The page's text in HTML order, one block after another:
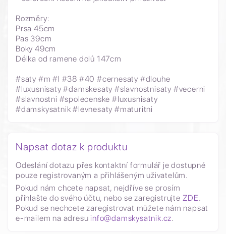
Rozměry:
Prsa 45cm
Pas 39cm
Boky 49cm
Délka od ramene dolů 147cm
#saty #m #l #38 #40 #cernesaty #dlouhe
#luxusnisaty #damskesaty #slavnostnisaty #vecerni
#slavnostni #spolecenske #luxusnisaty
#damskysatnik #levnesaty #maturitni
Napsat dotaz k produktu
Odeslání dotazu přes kontaktní formulář je dostupné
pouze registrovaným a přihlášeným uživatelům.
Pokud nám chcete napsat, nejdříve se prosím
přihlašte do svého účtu, nebo se zaregistrujte ZDE.
Pokud se nechcete zaregistrovat můžete nám napsat
e-mailem na adresu info@damskysatnik.cz.